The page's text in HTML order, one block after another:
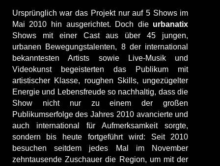
Ursprünglich war das Projekt nur auf 5 Shows im
Mai 2010 hin ausgerichtet. Doch die urbanatix
Shows mit einer Cast aus über 45 jungen,
urbanen Bewegungstalenten, 8 der international
bekanntesten Artists sowie Live-Musik und
Videokunst begeisterten das Publikum mit
artistischer Klasse, roughen Skills, ungezügelter
Energie und Lebensfreude so nachhaltig, dass die
Show nicht nur zu einem der großen
Publikumserfolge des Jahres 2010 avancierte und
auch international für Aufmerksamkeit sorgte,
sondern bis heute fortgeführt wird: Seit 2010
besuchen seitdem jedes Mal im November
zehntausende Zuschauer die Region, um mit der